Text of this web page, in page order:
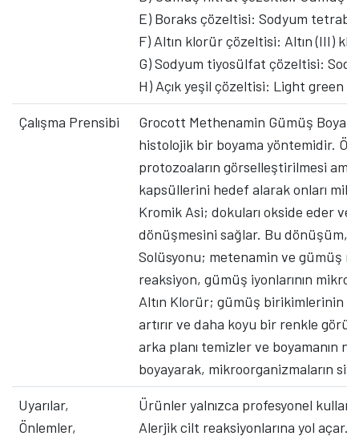
E) Boraks çözeltisi: Sodyum
F) Altın klorür çözeltisi: Altın (III)
G) Sodyum tiyosülfat çözeltisi:
H) Açık yeşil çözeltisi: Light green
Çalışma Prensibi
Grocott Methenamin Gümüş
histolojik bir boyama yöntemidir.
protozoaların görselleştirilmesi
kapsüllerini hedef alarak onları
Kromik Asi; dokuları okside eder
dönüşmesini sağlar. Bu dönüşüm,
Solüsyonu; metenamin ve gümüş
reaksiyon, gümüş iyonlarının
Altın Klorür; gümüş birikimlerinin
artırır ve daha koyu bir renkle
arka planı temizler ve boyamanın
boyayarak, mikroorganizmaların
Uyarılar,
Önlemler,
Ürünler yalnızca profesyonel
Alerjik cilt reaksiyonlarına yol açar.